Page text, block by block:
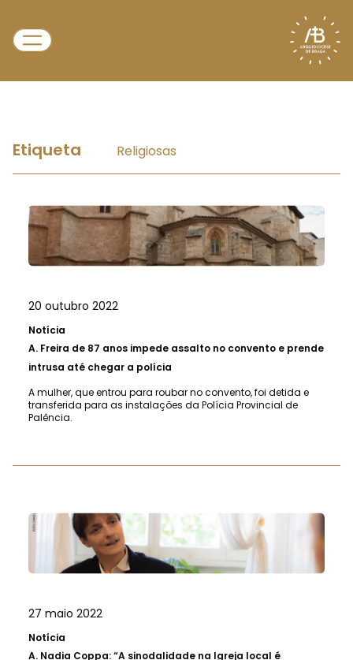
Etiqueta Religiosas
20 outubro 2022
Notícia
A. Freira de 87 anos impede assalto no convento e prende
intrusa até chegar a polícia
A mulher, que entrou para roubar no convento, foi detida e
transferida para as instalações da Polícia Provincial de
Palência.
27 maio 2022
Notícia
A. Nadia Coppa: “A sinodalidade na Igreja local é